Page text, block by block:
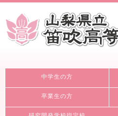
中学生の方
卒業生の方